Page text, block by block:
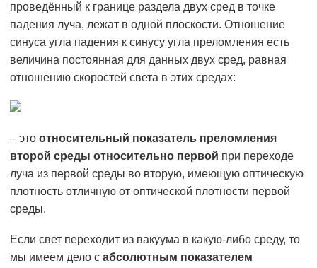
проведённый к границе раздела двух сред в точке
падения луча, лежат в одной плоскости. Отношение
синуса угла падения к синусу угла преломления есть
величина постоянная для данных двух сред, равная
отношению скоростей света в этих средах:
– это относительный показатель преломления
второй среды относительно первой при переходе
луча из первой среды во вторую, имеющую оптическую
плотность отличную от оптической плотности первой
среды.
Если свет переходит из вакуума в какую-либо среду, то
мы имеем дело с абсолютным показателем